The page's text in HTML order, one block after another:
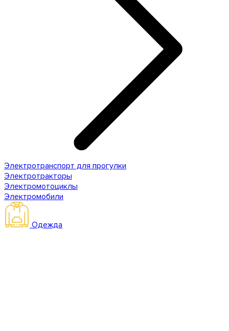
Электротранспорт для прогулки
Электротракторы
Электромотоциклы
Электромобили
Одежда